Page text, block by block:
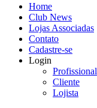
Home
Club News
Lojas Associadas
Contato
Cadastre-se
Login
Profissional
Cliente
Lojista